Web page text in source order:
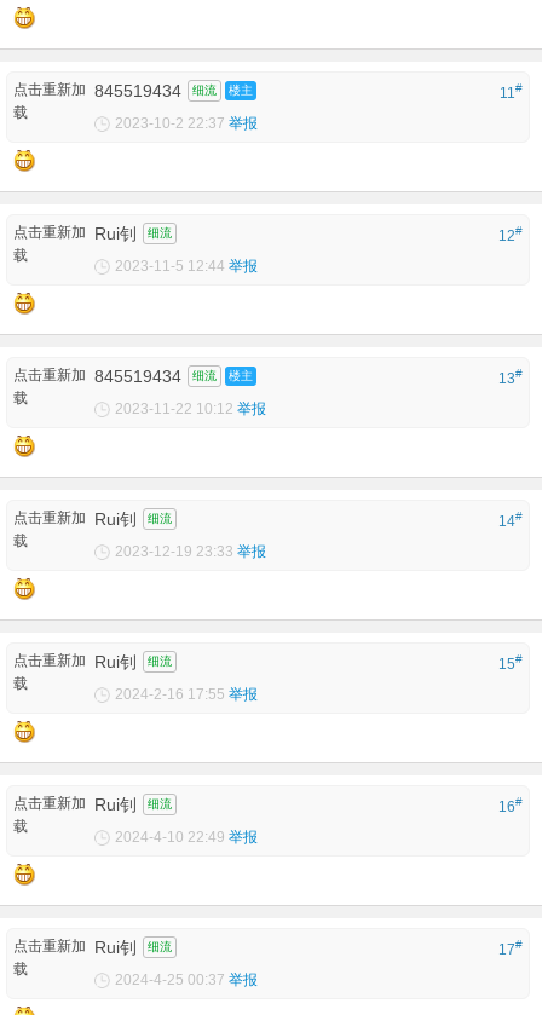
点击重新加
载
845519434 细流 楼主 11#
2023-10-2 22:37 举报
点击重新加
载
Rui钊 细流 12#
2023-11-5 12:44 举报
点击重新加
载
845519434 细流 楼主 13#
2023-11-22 10:12 举报
点击重新加
载
Rui钊 细流 14#
2023-12-19 23:33 举报
点击重新加
载
Rui钊 细流 15#
2024-2-16 17:55 举报
点击重新加
载
Rui钊 细流 16#
2024-4-10 22:49 举报
点击重新加
载
Rui钊 细流 17#
2024-4-25 00:37 举报